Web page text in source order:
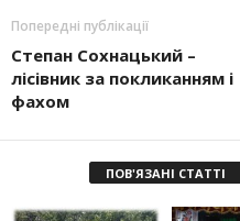
Попередні публікації
Степан Сохнацький –
лісівник за покликанням і
фахом
ПОВ'ЯЗАНІ СТАТТІ